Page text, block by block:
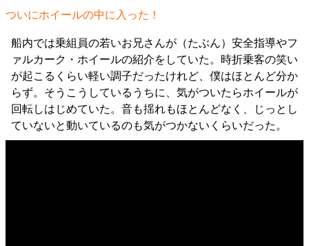
ついにホイールの中に入った！
船内では乗組員の若いお兄さんが（たぶん）安全指導やフ
ァルカーク・ホイールの紹介をしていた。時折乗客の笑い
が起こるくらい軽い調子だったけれど、僕はほとんど分か
らず。そうこうしているうちに、気がついたらホイールが
回転しはじめていた。音も揺れもほとんどなく、じっとし
ていないと動いているのも気がつかないくらいだった。